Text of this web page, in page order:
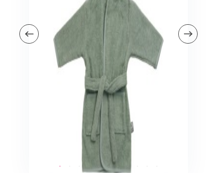
Veiligheid buiten de deur
Meer
Kinderstoelen
Schommelstoelen en wipstoeltjes